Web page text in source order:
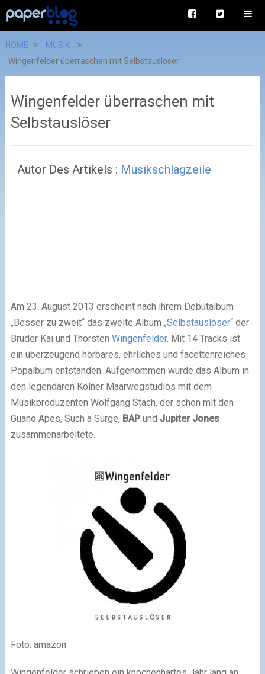
HOME
MUSIK
Wingenfelder überraschen mit Selbstauslöser
Wingenfelder überraschen mit
Selbstauslöser
Autor Des Artikels : Musikschlagzeile
Am 23. August 2013 erscheint nach ihrem Debütalbum
„Besser zu zweit“ das zweite Album „Selbstauslöser“ der
Brüder Kai und Thorsten Wingenfelder. Mit 14 Tracks ist
ein überzeugend hörbares, ehrliches und facettenreiches
Popalbum entstanden. Aufgenommen wurde das Album in
den legendären Kölner Maarwegstudios mit dem
Musikproduzenten Wolfgang Stach, der schon mit den
Guano Apes, Such a Surge, BAPund Jupiter Jones
zusammenarbeitete.
Foto: amazon